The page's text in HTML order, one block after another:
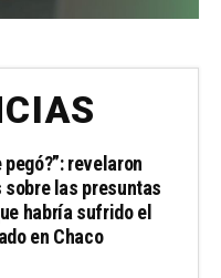
revelaron
las presuntas
habría sufrido el
en Chaco